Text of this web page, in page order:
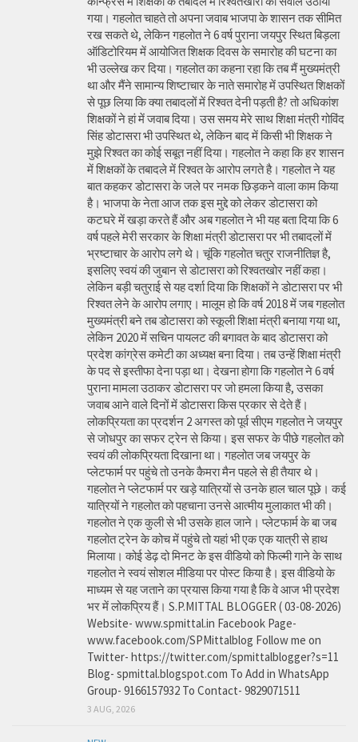
गया। गहलोत चाहते तो अपना जवाब भाजपा के शासन तक सीमित
रख सकते थे, लेकिन गहलोत ने 6 वर्ष पुराना जयपुर स्थित बिड़ला
ऑडिटोरियम में आयोजित शिक्षक दिवस के समारोह की घटना का
भी उल्लेख कर दिया। गहलोत का कहना रहा कि तब मैं मुख्यमंत्री
था और मैंने सामान्य शिष्टाचार के नाते समारोह में उपस्थित शिक्षकों
से पूछ लिया कि क्या तबादलों में रिश्वत देनी पड़ती है? तो अधिकांश
शिक्षकों ने हां में जवाब दिया। उस समय मेरे साथ शिक्षा मंत्री गोविंद
सिंह डोटासरा भी उपस्थित थे, लेकिन बाद में किसी भी शिक्षक ने
मुझे रिश्वत का कोई सबूत नहीं दिया। गहलोत ने कहा कि हर शासन
में शिक्षकों के तबादले में रिश्वत के आरोप लगते है। गहलोत ने यह
बात कहकर डोटासरा के जले पर नमक छिड़कने वाला काम किया
है। भाजपा के नेता आज तक इस मुद्दे को लेकर डोटासरा को
कटघरे में खड़ा करते हैं और अब गहलोत ने भी यह बता दिया कि 6
वर्ष पहले मेरी सरकार के शिक्षा मंत्री डोटासरा पर भी तबादलों में
भ्रष्टाचार के आरोप लगे थे। चूंकि गहलोत चतुर राजनीतिज्ञ है,
इसलिए स्वयं की जुबान से डोटासरा को रिश्वतखोर नहीं कहा।
लेकिन बड़ी चतुराई से यह दर्शा दिया कि शिक्षकों ने डोटासरा पर भी
रिश्वत लेने के आरोप लगाए। मालूम हो कि वर्ष 2018 में जब गहलोत
मुख्यमंत्री बने तब डोटासरा को स्कूली शिक्षा मंत्री बनाया गया था,
लेकिन 2020 में सचिन पायलट की बगावत के बाद डोटासरा को
प्रदेश कांग्रेस कमेटी का अध्यक्ष बना दिया। तब उन्हें शिक्षा मंत्री
के पद से इस्तीफा देना पड़ा था। देखना होगा कि गहलोत ने 6 वर्ष
पुराना मामला उठाकर डोटासरा पर जो हमला किया है, उसका
जवाब आने वाले दिनों में डोटासरा किस प्रकार से देते हैं।
लोकप्रियता का प्रदर्शन 2 अगस्त को पूर्व सीएम गहलोत ने जयपुर
से जोधपुर का सफर ट्रेन से किया। इस सफर के पीछे गहलोत को
स्वयं की लोकप्रियता दिखाना था। गहलोत जब जयपुर के
प्लेटफार्म पर पहुंचे तो उनके कैमरा मैन पहले से ही तैयार थे।
गहलोत ने प्लेटफार्म पर खड़े यात्रियों से उनके हाल चाल पूछे। कई
यात्रियों ने गहलोत को पहचाना उनसे आत्मीय मुलाकात भी की।
गहलोत ने एक कुली से भी उसके हाल जाने। प्लेटफार्म के बा जब
गहलोत ट्रेन के कोच में पहुंचे तो यहां भी एक एक यात्री से हाथ
मिलाया। कोई डेढ़ दो मिनट के इस वीडियो को फिल्मी गाने के साथ
गहलोत ने स्वयं सोशल मीडिया पर पोस्ट किया है। इस वीडियो के
माध्यम से यह जताने का प्रयास किया गया है कि वे आज भी प्रदेश
भर में लोकप्रिय हैं। S.P.MITTAL BLOGGER ( 03-08-2026)
Website- www.spmittal.in Facebook Page-
www.facebook.com/SPMittalblog Follow me on
Twitter- https://twitter.com/spmittalblogger?s=11
Blog- spmittal.blogspot.com To Add in WhatsApp
Group- 9166157932 To Contact- 9829071511
3 AUG, 2026